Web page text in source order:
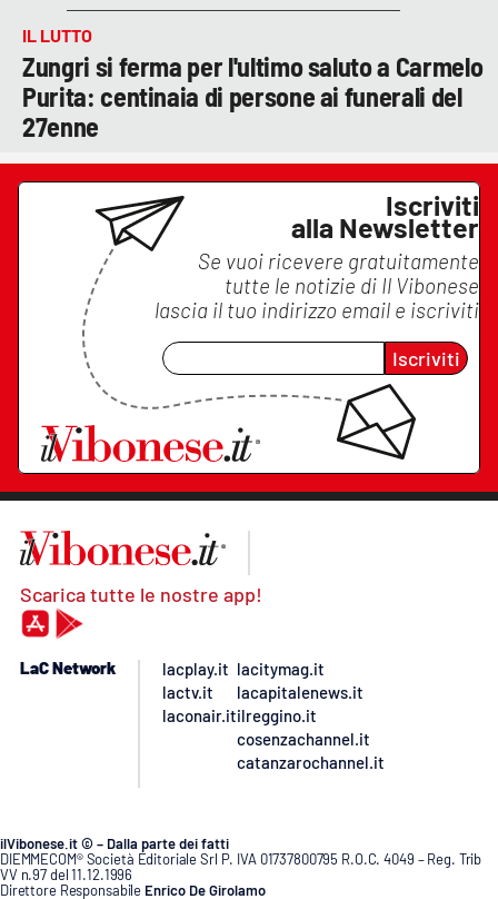
IL LUTTO
Zungri si ferma per l'ultimo saluto a Carmelo
Purita: centinaia di persone ai funerali del
27enne
Iscriviti
alla Newsletter
Se vuoi ricevere gratuitamente
tutte le notizie di Il Vibonese
lascia il tuo indirizzo email e iscriviti
Iscriviti
Scarica tutte le nostre app!
LaC Network
lacplay.it
lactv.it
laconair.it
lacitymag.it
lacapitalenews.it
ilreggino.it
cosenzachannel.it
catanzarochannel.it
ilVibonese.it © – Dalla parte dei fatti
DIEMMECOM® Società Editoriale Srl P. IVA 01737800795 R.O.C. 4049 – Reg. Trib
VV n.97 del 11.12.1996
Direttore Responsabile Enrico De Girolamo